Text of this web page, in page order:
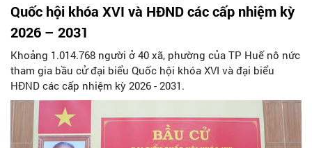
Quốc hội khóa XVI và HĐND các cấp nhiệm kỳ
2026 – 2031
Khoảng 1.014.768 người ở 40 xã, phường của TP Huế nô nức
tham gia bầu cử đại biểu Quốc hội khóa XVI và đại biểu
HĐND các cấp nhiệm kỳ 2026 - 2031.